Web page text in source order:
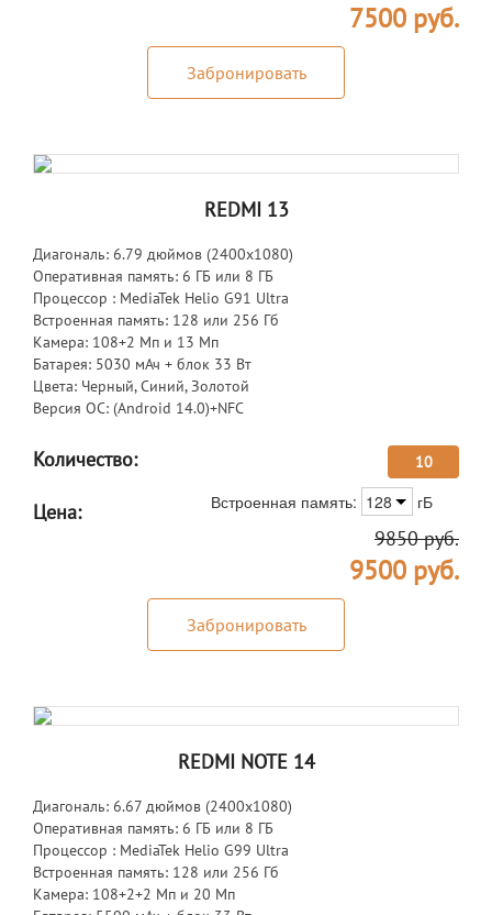
7500руб.
Забронировать
REDMI 13
Диагональ: 6.79 дюймов (2400х1080)
Оперативная память: 6 ГБ или 8 ГБ
Процессор : MediaTek Helio G91 Ultra
Встроенная память: 128 или 256 Гб
Камера: 108+2 Мп и 13 Мп
Батарея: 5030 мАч + блок 33 Вт
Цвета: Черный, Синий, Золотой
Версия ОС: (Android 14.0)+NFC
Количество: 10
Встроенная память: 128 гБ
Цена:
9850руб.
9500руб.
Забронировать
REDMI NOTE 14
Диагональ: 6.67 дюймов (2400х1080)
Оперативная память: 6 ГБ или 8 ГБ
Процессор : MediaTek Helio G99 Ultra
Встроенная память: 128 или 256 Гб
Камера: 108+2+2 Мп и 20 Мп